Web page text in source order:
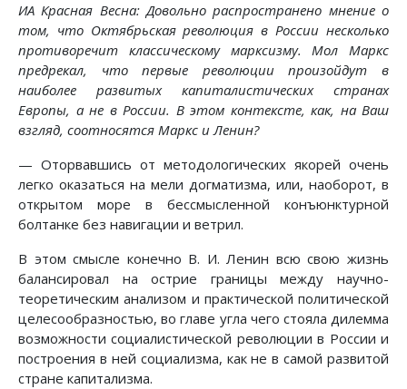
ИА Красная Весна: Довольно распространено мнение о
том, что Октябрьская революция в России несколько
противоречит классическому марксизму. Мол Маркс
предрекал, что первые революции произойдут в
наиболее развитых капиталистических странах
Европы, а не в России. В этом контексте, как, на Ваш
взгляд, соотносятся Маркс и Ленин?
— Оторвавшись от методологических якорей очень
легко оказаться на мели догматизма, или, наоборот, в
открытом море в бессмысленной конъюнктурной
болтанке без навигации и ветрил.
В этом смысле конечно В. И. Ленин всю свою жизнь
балансировал на острие границы между научно-
теоретическим анализом и практической политической
целесообразностью, во главе угла чего стояла дилемма
возможности социалистической революции в России и
построения в ней социализма, как не в самой развитой
стране капитализма.